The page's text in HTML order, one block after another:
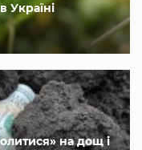
Україні
на дощ і